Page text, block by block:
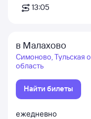
13:05
в Малахово
Симоново, Тульская
область
Найти билеты
ежедневно